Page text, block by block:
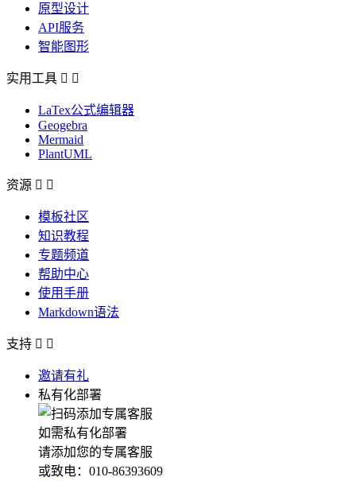
原型设计
API服务
智能图形
实用工具  
LaTex公式编辑器
Geogebra
Mermaid
PlantUML
资源  
模板社区
知识教程
专题频道
帮助中心
使用手册
Markdown语法
支持  
邀请有礼
私有化部署
如需私有化部署
请添加您的专属客服
或致电：010-86393609